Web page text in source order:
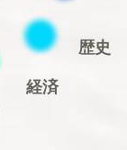
歴史
経済